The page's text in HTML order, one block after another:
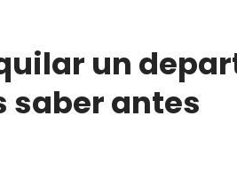
un
saber antes